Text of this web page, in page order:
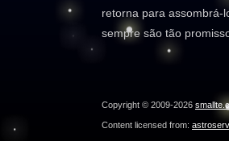
retorna para assombrá-
sempre são tão
Copyright © 2009-2026
Content licensed from: